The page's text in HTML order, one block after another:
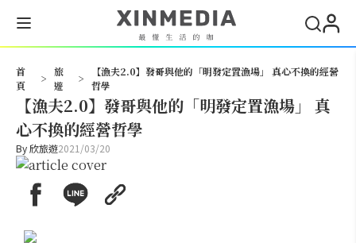
首
頁
>
旅
遊
>
【漁夫2.0】發哥與他的「明發定置漁場」 真心不換的經營
哲學
【漁夫2.0】發哥與他的「明發定置漁場」 真
心不換的經營哲學
By欣旅遊2021/03/20